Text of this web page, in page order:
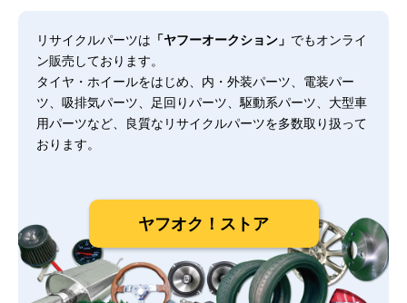
リサイクルパーツは 「ヤフーオークション」 でもオンライ
ン販売しております。
タイヤ・ホイールをはじめ、内・外装パーツ、電装パー
ツ、吸排気パーツ、足回りパーツ、駆動系パーツ、大型車
用パーツなど、良質なリサイクルパーツを多数取り扱って
おります。
ヤフオク！ストア